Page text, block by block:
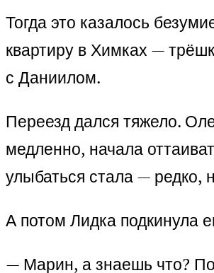
Тогда это казалось
квартиру в Химках —
с Даниилом.
Переезд дался тяжело.
медленно, начала
улыбаться стала — редко,
А потом Лидка подкинула
— Марин, а знаешь что?